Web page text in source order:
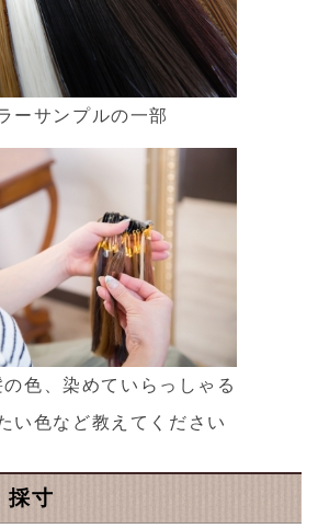
ーサンプルの一部
色、染めていらっしゃる
い色など教えてください
寸